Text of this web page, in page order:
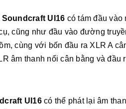
Soundcraft UI16 có tám đầu vào
cũng như đầu vào đường
cùng với bốn đầu ra XLR A
âm thanh nổi cân bằng và đầu
UI16 có thể phát lại âm